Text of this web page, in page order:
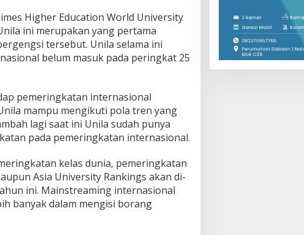
Higher Education World University
ini merupakan yang pertama
tersebut. Unila selama ini
belum masuk pada peringkat 25
pemeringkatan internasional
mampu mengikuti pola tren yang
lagi saat ini Unila sudah punya
pada pemeringkatan internasional.
kelas dunia, pemeringkatan
Asia University Rankings akan di-
ini. Mainstreaming internasional
banyak dalam mengisi borang